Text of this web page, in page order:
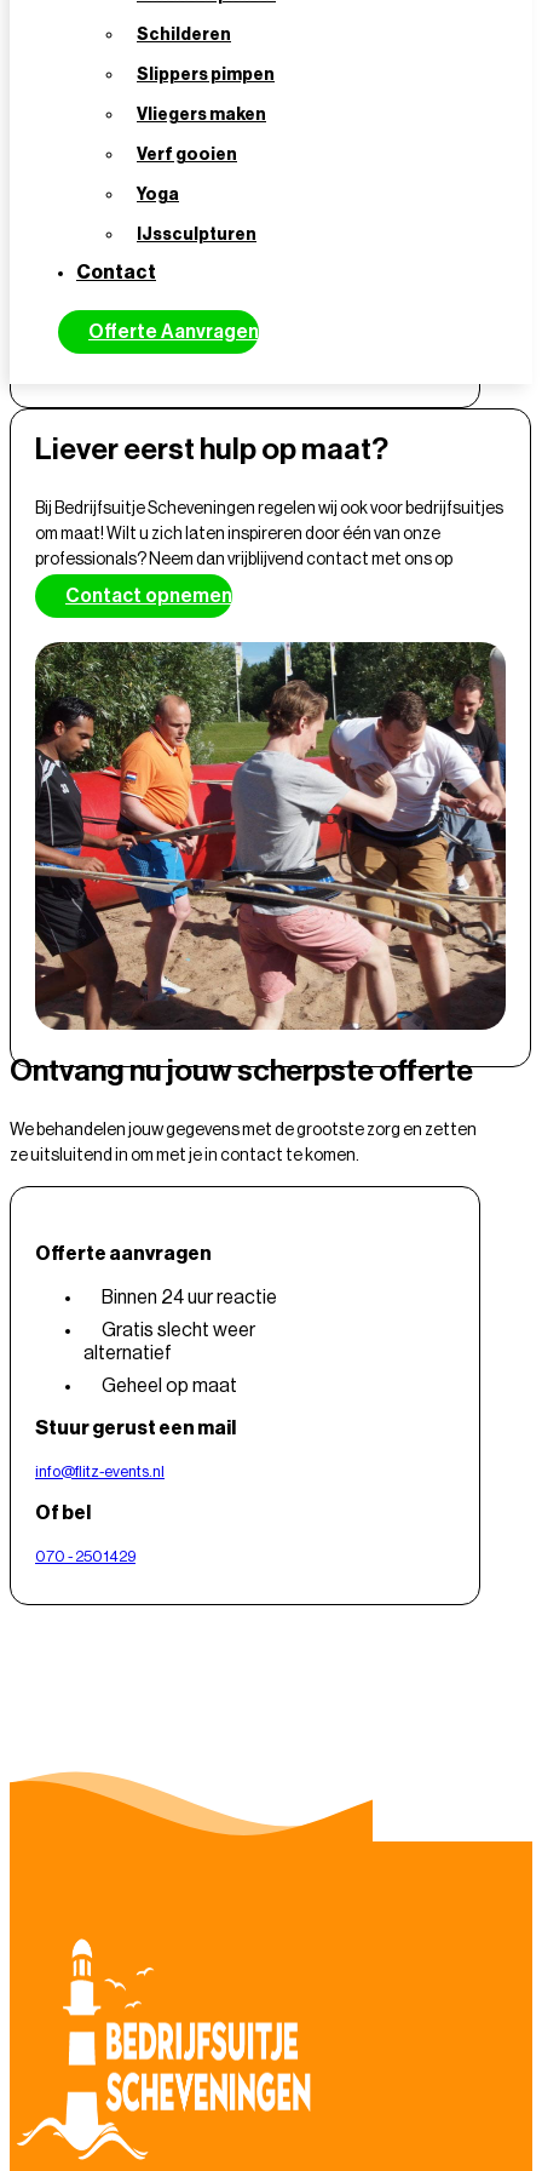
Schilderen
Slippers pimpen
Vliegers maken
Verf gooien
Yoga
IJssculpturen
Contact
Offerte Aanvragen
VERSTUREN
Liever eerst hulp op maat?
Bij Bedrijfsuitje Scheveningen regelen wij ook voor bedrijfsuitjes
om maat! Wilt u zich laten inspireren door één van onze
professionals? Neem dan vrijblijvend contact met ons op
Contact opnemen
Ontvang nu jouw scherpste offerte
We behandelen jouw gegevens met de grootste zorg en zetten
ze uitsluitend in om met je in contact te komen.
Offerte aanvragen
Binnen 24 uur reactie
Gratis slecht weer
alternatief
Geheel op maat
Stuur gerust een mail
info@flitz-events.nl
Of bel
070 - 2501429